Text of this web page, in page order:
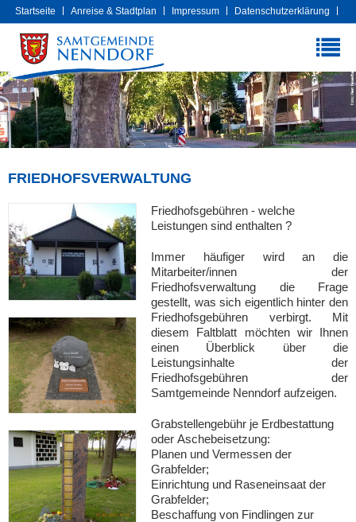
Startseite Anreise & Stadtplan Impressum Datenschutzerklärung
Cookies
FRIEDHOFSVERWALTUNG
Friedhofsgebühren - welche
Leistungen sind enthalten ?
Immer häufiger wird an die
Mitarbeiter/innen der
Friedhofsverwaltung die Frage
gestellt, was sich eigentlich hinter den
Friedhofsgebühren verbirgt. Mit
diesem Faltblatt möchten wir Ihnen
einen Überblick über die
Leistungsinhalte der
Friedhofsgebühren der
Samtgemeinde Nenndorf aufzeigen.
Grabstellengebühr je Erdbestattung
oder Aschebeisetzung:
Planen und Vermessen der
Grabfelder;
Einrichtung und Raseneinsaat der
Grabfelder;
Beschaffung von Findlingen zur